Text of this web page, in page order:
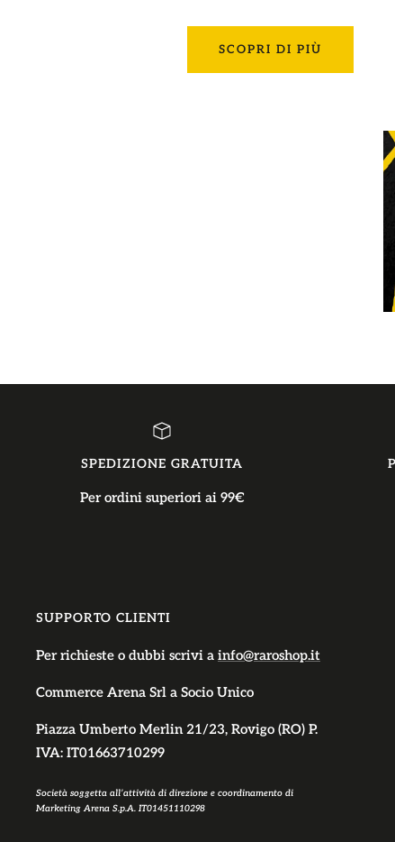
SCOPRI DI PIÙ
SPEDIZIONE GRATUITA
Per ordini superiori ai 99€
SUPPORTO CLIENTI
Per richieste o dubbi scrivi a info@raroshop.it
Commerce Arena Srl a Socio Unico
Piazza Umberto Merlin 21/23, Rovigo (RO) P.
IVA: IT01663710299
Società soggetta all’attività di direzione e coordinamento di
Marketing Arena S.p.A. IT01451110298